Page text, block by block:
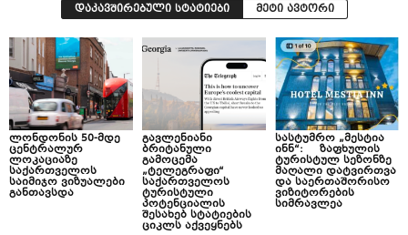
დაკავშირებული სტატიები მეტი ავტორი
ლონდონის 50-მდე
ცენტრალურ
ლოკაციაზე
საქართველოს
საიმიჯო ვიზუალები
განთავსდა
გავლენიანი
ბრიტანული
გამოცემა
„ტელეგრაფი“
საქართველოს
ტურისტული
პოტენციალის
შესახებ სტატიების
ციკლს აქვეყნებს
სასტუმრო „მესტია
ინნ“: ზაფხულის
ტურისტულ სეზონზე
მაღალი დატვირთვა
და საერთაშორისო
ვიზიტორების
სიმრავლეა